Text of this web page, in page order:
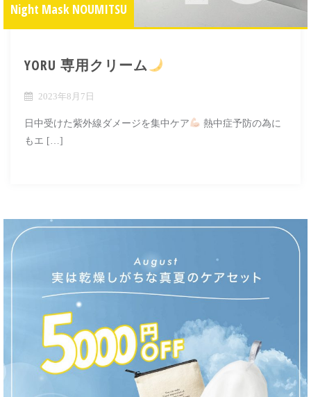
Night Mask NOUMITSU
YORU 専用クリーム
2023年8月7日
日中受けた紫外線ダメージを集中ケア
熱中症予防の為に
もエ […]